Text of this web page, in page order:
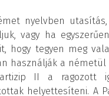
nyelvben
vagy ha
hogy tegyen meg
használják a németül
II a ragozott
helyettesíteni. A